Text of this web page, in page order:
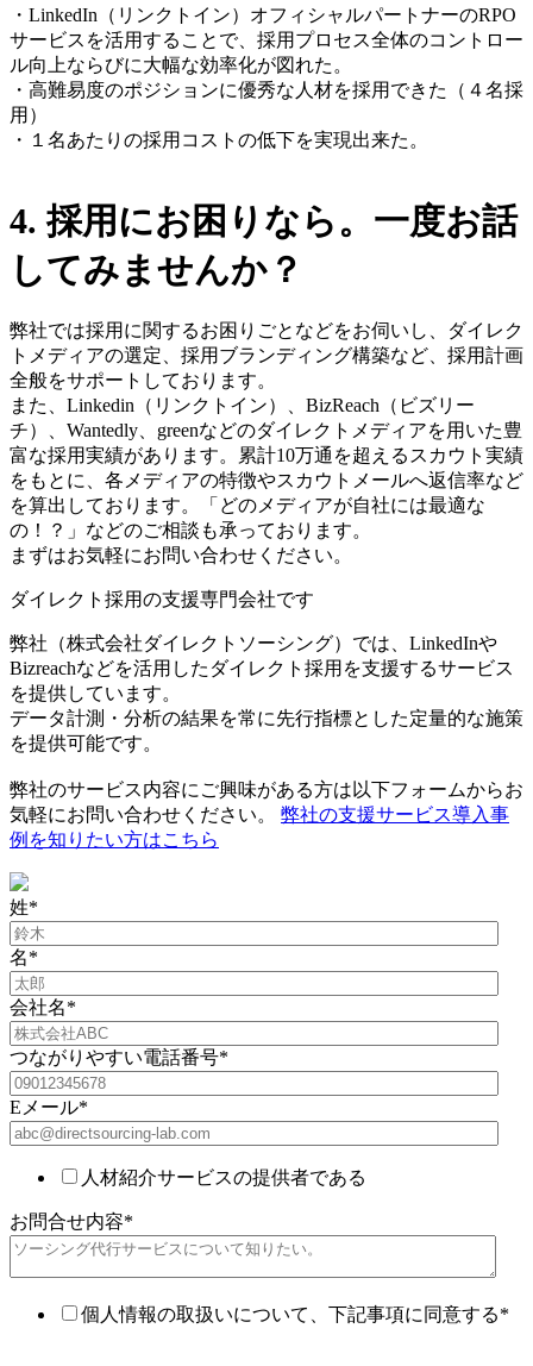
・LinkedIn（リンクトイン）オフィシャルパートナーのRPO
サービスを活用することで、採用プロセス全体のコントロー
ル向上ならびに大幅な効率化が図れた。
・高難易度のポジションに優秀な人材を採用できた（４名採
用）
・１名あたりの採用コストの低下を実現出来た。
4. 採用にお困りなら。一度お話
してみませんか？
弊社では採用に関するお困りごとなどをお伺いし、ダイレク
トメディアの選定、採用ブランディング構築など、採用計画
全般をサポートしております。
また、Linkedin（リンクトイン）、BizReach（ビズリー
チ）、Wantedly、greenなどのダイレクトメディアを用いた豊
富な採用実績があります。累計10万通を超えるスカウト実績
をもとに、各メディアの特徴やスカウトメールへ返信率など
を算出してお ります。
「どのメディアが自社には最適な
の！？」などのご相談も承っております。
まずはお気軽にお問い合わせください。
ダイレクト採用の支援専門会社です
弊社（株式会社ダイレクトソーシング）では、LinkedInや
Bizreachなどを活用したダイレクト採用を支援するサービス
を提供しています。
データ計測・分析の結果を常に先行指標とした定量的な施策
を提供可能です。
弊社のサービス内容にご興味がある方は以下フォームからお
気軽にお問い合わせください。 弊社の支援サービス導入事
例を知りたい方はこちら
姓*
名*
会社名*
つながりやすい電話番号*
Eメール*
人材紹介サービスの提供者である
お問合せ内容*
個人情報の取扱いについて、下記事項に同意する*